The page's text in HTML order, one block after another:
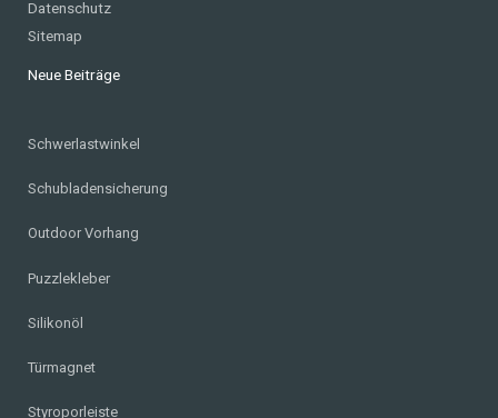
Datenschutz
Sitemap
Neue Beiträge
Schwerlastwinkel
Schubladensicherung
Outdoor Vorhang
Puzzlekleber
Silikonöl
Türmagnet
Styroporleiste